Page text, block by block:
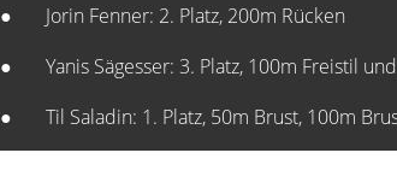
● Jorin Fenner: 2. Platz, 200m Rücken
● Yanis Sägesser: 3. Platz, 100m Freistil
● Til Saladin: 1. Platz, 50m Brust, 100m